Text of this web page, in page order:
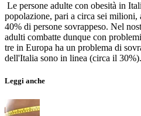
Le persone adulte con obesità in
popolazione, pari a circa sei
40% di persone sovrappeso. Nel
adulti combatte dunque con
tre in Europa ha un problema di
dell'Italia sono in linea (circa il 30%).
Leggi anche